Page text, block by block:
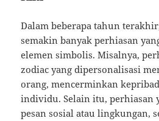
Dalam beberapa tahun
semakin banyak perhiasan
elemen simbolis. Misalnya,
zodiac yang dipersonalisasi
orang, mencerminkan
individu. Selain itu, perhiasan
pesan sosial atau lingkungan,